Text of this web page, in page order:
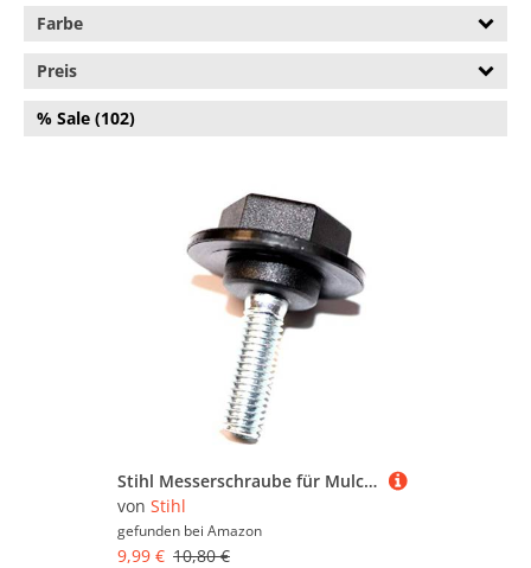
Farbe
Preis
% Sale (102)
Stihl Messerschraube für Mulchkit Rasenmäher Akku Elektro Viking MA ME RMA RME
von Stihl
gefunden bei Amazon
9,99 € 10,80 €